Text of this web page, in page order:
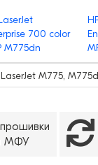
700 color
M775dn
M775,
МФУ